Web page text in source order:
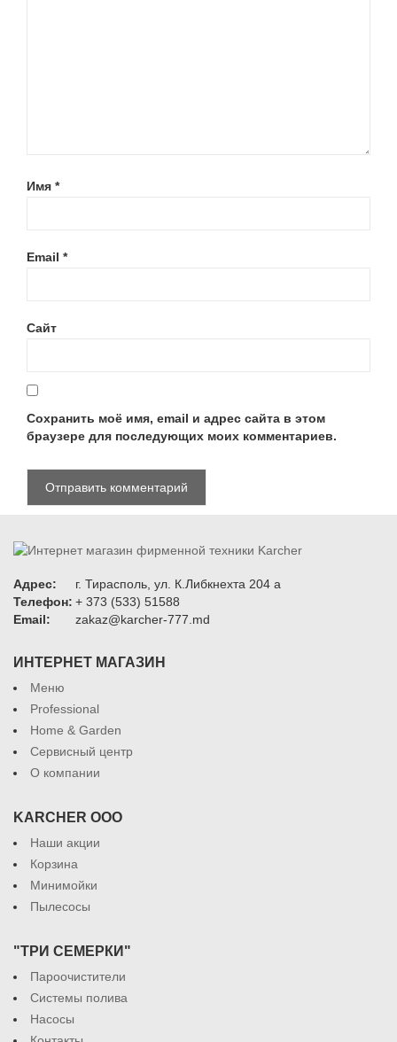
Имя *
Email *
Сайт
Сохранить моё имя, email и адрес сайта в этом
браузере для последующих моих комментариев.
Адрес:
г. Тирасполь, ул. К.Либкнехта 204 а
Телефон: + 373 (533) 51588
Email:
zakaz@karcher-777.md
ИНТЕРНЕТ МАГАЗИН
Меню
Professional
Home & Garden
Сервисный центр
О компании
KARCHER ООО
Наши акции
Корзина
Минимойки
Пылесосы
"ТРИ СЕМЕРКИ"
Пароочистители
Системы полива
Насосы